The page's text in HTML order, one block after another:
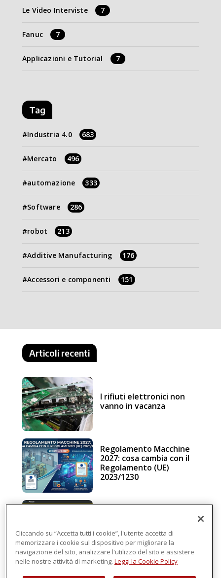
Le Video Interviste 7
Fanuc 7
Applicazioni e Tutorial 7
Tag
Industria 4.0 683
Mercato 496
automazione 333
Software 286
robot 213
Additive Manufacturing 176
Accessori e componenti 151
Articoli recenti
I rifiuti elettronici non
vanno in vacanza
Regolamento Macchine
2027: cosa cambia con il
Regolamento (UE)
2023/1230
intelligenza in cloud
Cliccando su “Accetta tutti i cookie”, l'utente accetta di
memorizzare i cookie sul dispositivo per migliorare la
navigazione del sito, analizzare l'utilizzo del sito e assistere
nelle nostre attività di marketing. Leggi la Cookie Policy